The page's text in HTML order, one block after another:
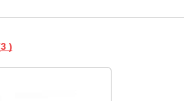
выбросе и при мульчировании
ножей.Система клиновых
)